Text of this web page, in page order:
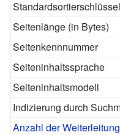
Standardsortierschlüssel
Seitenlänge (in Bytes)
Seitenkennnummer
Seiteninhaltssprache
Seiteninhaltsmodell
Indizierung durch
Anzahl der